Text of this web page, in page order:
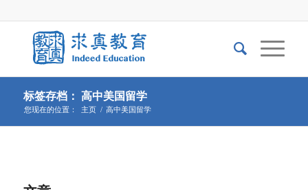
标签存档： 高中美国留学
您现在的位置： 主页 / 高中美国留学